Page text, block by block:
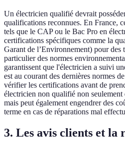
Un électricien qualifié devrait
qualifications reconnues. En France,
tels que le CAP ou le Bac Pro en
certifications spécifiques comme la
Garant de l’Environnement) pour des
particulier des normes
garantissent que l'électricien a suivi
est au courant des dernières normes
vérifier les certifications avant de
électricien non qualifié non
mais peut également engendrer des
terme en cas de réparations mal
3. Les avis clients et la